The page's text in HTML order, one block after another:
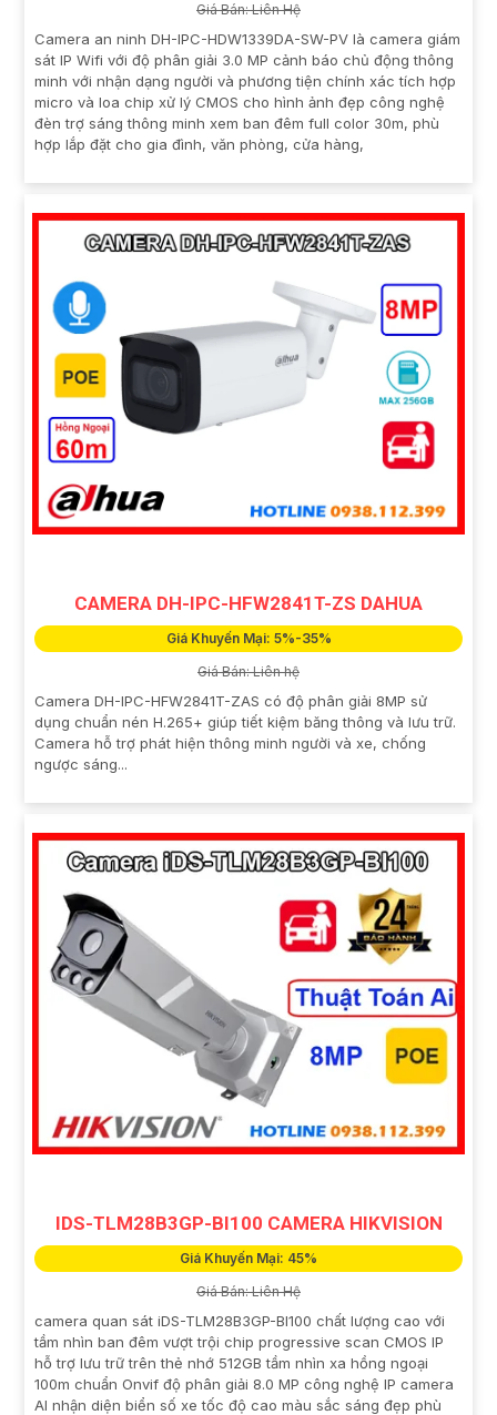
Giá Bán: Liên Hệ
Camera an ninh DH-IPC-HDW1339DA-SW-PV là camera giám
sát IP Wifi với độ phân giải 3.0 MP cảnh báo chủ động thông
minh với nhận dạng người và phương tiện chính xác tích hợp
micro và loa chip xử lý CMOS cho hình ảnh đẹp công nghệ
đèn trợ sáng thông minh xem ban đêm full color 30m, phù
hợp lắp đặt cho gia đình, văn phòng, cửa hàng,
CAMERA DH-IPC-HFW2841T-ZS DAHUA
Giá Khuyến Mại: 5%-35%
Giá Bán: Liên hệ
Camera DH-IPC-HFW2841T-ZAS có độ phân giải 8MP sử
dụng chuẩn nén H.265+ giúp tiết kiệm băng thông và lưu trữ.
Camera hỗ trợ phát hiện thông minh người và xe, chống
ngược sáng...
IDS-TLM28B3GP-BI100 CAMERA HIKVISION
Giá Khuyến Mại: 45%
Giá Bán: Liên Hệ
camera quan sát iDS-TLM28B3GP-BI100 chất lượng cao với
tầm nhìn ban đêm vượt trội chip progressive scan CMOS IP
hỗ trợ lưu trữ trên thẻ nhớ 512GB tầm nhìn xa hồng ngoại
100m chuẩn Onvif độ phân giải 8.0 MP công nghệ IP camera
AI nhận diện biển số xe tốc độ cao màu sắc sáng đẹp phù